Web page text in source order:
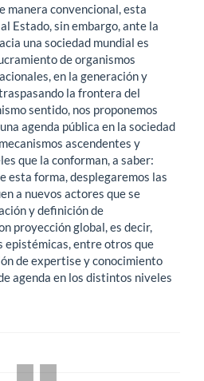
manera convencional, esta
Estado, sin embargo, ante la
una sociedad mundial es
de organismos
en la generación y
la frontera del
sentido, nos proponemos
agenda pública en la sociedad
ascendentes y
que la conforman, a saber:
esta forma, desplegaremos las
a nuevos actores que se
y definición de
proyección global, es decir,
epistémicas, entre otros que
de expertise y conocimiento
agenda en los distintos niveles